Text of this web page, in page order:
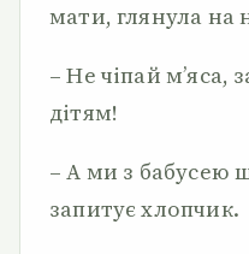
мати, глянула на
– Не чіпай м’яса,
дітям!
– А ми з бабусею
запитує хлопчик.